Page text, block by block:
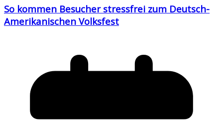
So kommen Besucher stressfrei zum Deutsch-
Amerikanischen Volksfest